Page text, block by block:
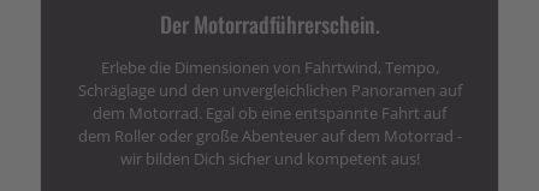
Der Motorradführerschein.
Erlebe die Dimensionen von Fahrtwind, Tempo,
Schräglage und den unvergleichlichen Panoramen auf
dem Motorrad. Egal ob eine entspannte Fahrt auf
dem Roller oder große Abenteuer auf dem Motorrad -
wir bilden Dich sicher und kompetent aus!